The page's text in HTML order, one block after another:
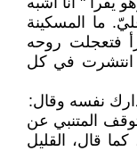
ما المسكينة
فتعجلت روحه
انتشرت في كل
نفسه وقال:
المتنبي عن
قال، القليل